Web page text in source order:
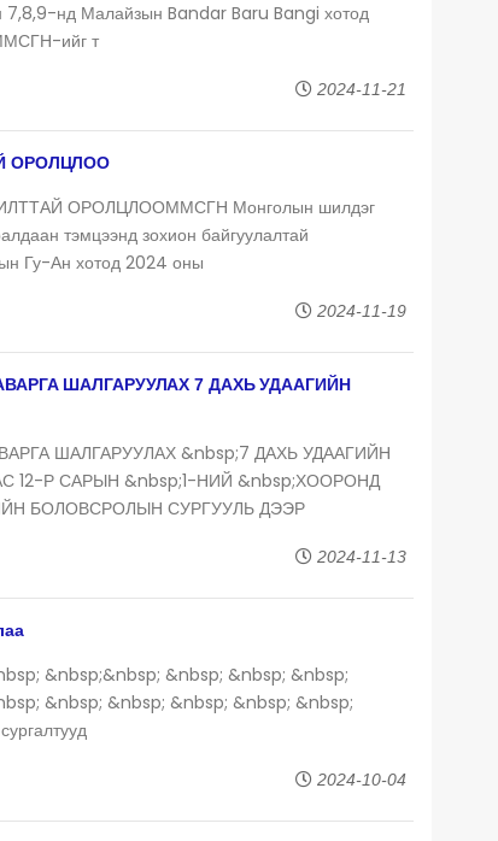
7,8,9-нд Малайзын Bandar Baru Bangi хотод
ийг т
2024-11-21
ОРОЛЦЛОО
ОРОЛЦЛООММСГН Монголын шилдэг
тэмцээнд зохион байгуулалтай
Гу-Ан хотод 2024 оны
2024-11-19
ШАЛГАРУУЛАХ 7 ДАХЬ УДААГИЙН
ШАЛГАРУУЛАХ &nbsp;7 ДАХЬ УДААГИЙН
12-Р САРЫН &nbsp;1-НИЙ &nbsp;ХООРОНД
БОЛОВСРОЛЫН СУРГУУЛЬ ДЭЭР
2024-11-13
&nbsp;&nbsp; &nbsp; &nbsp; &nbsp;
&nbsp; &nbsp; &nbsp; &nbsp; &nbsp;
2024-10-04